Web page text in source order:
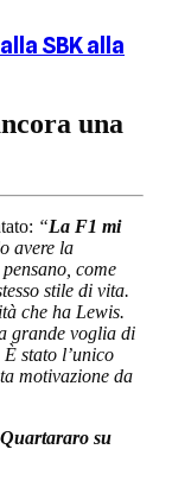
SBK alla
una
“La F1 mi
avere la
come
stile di vita.
che ha Lewis.
grande voglia di
È stato l’unico
motivazione da
su